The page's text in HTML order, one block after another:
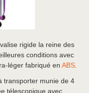
rigide la reine des
conditions avec
léger fabriqué en ABS
transporter munie de 4
télescopique avec